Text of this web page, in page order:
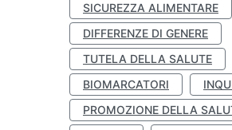
SICUREZZA ALIMENTARE
DIFFERENZE DI GENERE
TUTELA DELLA SALUTE
BIOMARCATORI
PROMOZIONE DELLA